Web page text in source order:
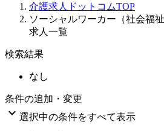
介護求人ドットコムTOP
ソーシャルワーカー（社会福
求人一覧
検索結果
なし
条件の追加・変更
 選択中の条件をすべて表示